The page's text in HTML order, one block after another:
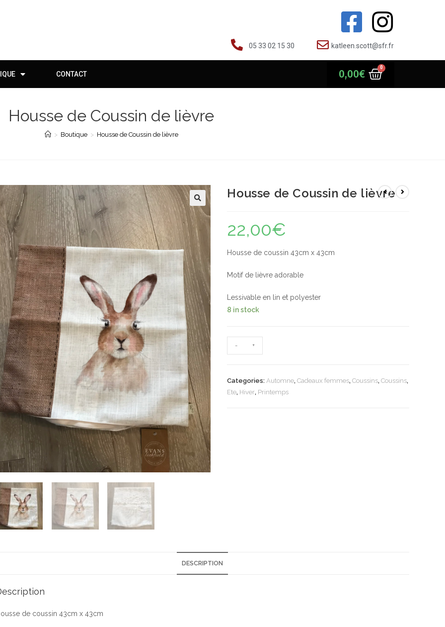
05 33 02 15 30 katleen.scott@sfr.fr
CONTACT 0,00€
Housse de Coussin de lièvre
> Boutique > Housse de Coussin de lièvre
Housse de Coussin de lièvre
22,00€
Housse de coussin 43cm x 43cm
Motif de lièvre adorable
Lessivable en lin et polyester
8 in stock
- +
Categories:Automne,Cadeaux femmes,Coussins,Coussins,
Ete, Hiver, Printemps
DESCRIPTION
de coussin 43cm x 43cm